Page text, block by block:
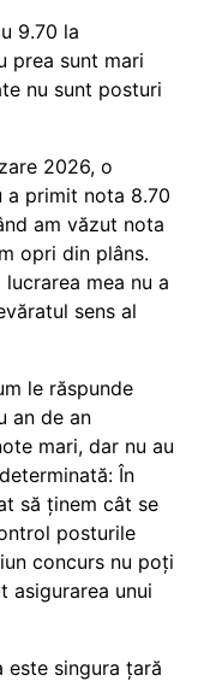
9.70 la
prea sunt mari
nu sunt posturi
2026, o
a primit nota 8.70
am văzut nota
opri din plâns.
mea nu a
sens al
le răspunde
an de an
mari, dar nu au
În
să ținem cât se
posturile
concurs nu poți
asigurarea unui
este singura țară